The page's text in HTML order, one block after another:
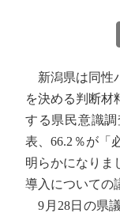
新潟県は同性
を決める判断材
する県民意識
表、66.2％が「
明らかになりま
導入についての
9月28日の県